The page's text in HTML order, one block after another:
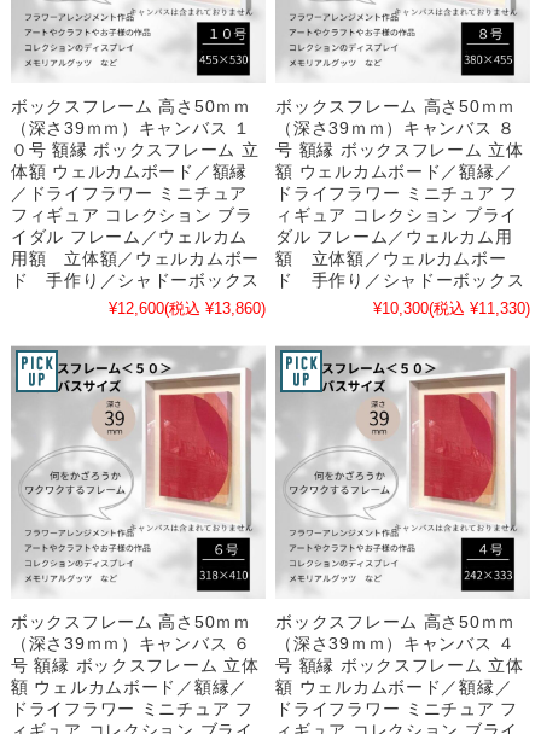
ボックスフレーム 高さ50ｍｍ
（深さ39ｍｍ）キャンバス １
０号 額縁 ボックスフレーム 立
体額 ウェルカムボード／額縁
／ドライフラワー ミニチュア
フィギュア コレクション ブラ
イダル フレーム／ウェルカム
用額 立体額／ウェルカムボー
ド 手作り／シャドーボックス
¥12,600(税込 ¥13,860)
ボックスフレーム 高さ50ｍｍ
（深さ39ｍｍ）キャンバス ８
号 額縁 ボックスフレーム 立体
額 ウェルカムボード／額縁／
ドライフラワー ミニチュア フ
ィギュア コレクション ブライ
ダル フレーム／ウェルカム用
額 立体額／ウェルカムボー
ド 手作り／シャドーボックス
¥10,300(税込 ¥11,330)
ボックスフレーム 高さ50ｍｍ
（深さ39ｍｍ）キャンバス ６
号 額縁 ボックスフレーム 立体
額 ウェルカムボード／額縁／
ドライフラワー ミニチュア フ
ボックスフレーム 高さ50ｍｍ
（深さ39ｍｍ）キャンバス ４
号 額縁 ボックスフレーム 立体
額 ウェルカムボード／額縁／
ドライフラワー ミニチュア フ